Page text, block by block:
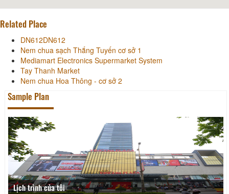
Related Place
DN612DN612
Nem chua sạch Thắng Tuyến cơ sở 1
Mediamart Electronics Supermarket System
Tay Thanh Market
Nem chua Hoa Thông - cơ sở 2
Sample Plan
Lịch trình của tôi